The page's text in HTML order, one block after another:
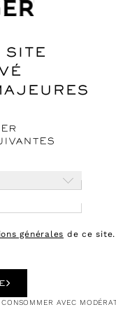
SITE
générales de ce site.
AVEC